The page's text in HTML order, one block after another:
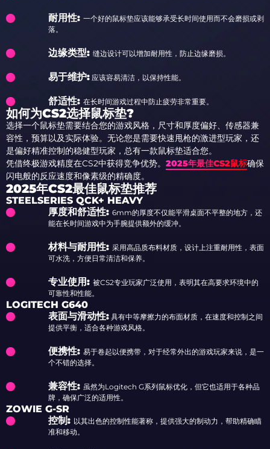
耐用性: 一个好的鼠标垫应该能够承受长时间使用而不会磨损或剥
落。
边缘类型: 缝边设计可以增加耐用性，防止边缘磨损。
易于维护: 应该容易清洁，以保持性能。
舒适性: 在长时间游戏过程中防止疲劳非常重要。
如何为CS2选择鼠标垫?
选择一个鼠标垫需要结合您的游戏风格，尺寸和厚度偏好、传感器兼
容性，预算以及实际体验。无论您是需要快速甩枪的激进型玩家，还
是偏好精准控制的稳健型玩家，总有一款鼠标垫适合您。
凭借终极游戏精度在CS2中获得竞争优势。 2025年最佳CS2鼠标确保
闪电般的反应速度和像素级的精确度。
2025年CS2最佳鼠标垫推荐
STEELSERIES QCK+ HEAVY
厚度和舒适性: 6mm的厚度不仅能平滑桌面不平整的地方，还
能在长时间游戏中为手腕提供额外的缓冲。
材料与耐用性: 采用高品质布料材质，设计上注重耐用性，表面
可水洗，方便日常清洁和保养。
专业使用: 被CS2专业玩家广泛使用，表明其在高要求环境中的
可靠性和性能。
LOGITECH G640
表面与滑动性: 具有中等摩擦力的布面材质，在速度和控制之间
提供平衡，适合各种游戏风格。
便携性: 易于卷起以便携带，对于经常外出的游戏玩家来说，是一
个不错的选择。
兼容性: 虽然为Logitech G系列鼠标优化，但它也适用于各种品
牌，确保广泛的适用性。
ZOWIE G-SR
控制: 以其出色的控制性能著称，提供强大的制动力，帮助精确瞄
准和移动。